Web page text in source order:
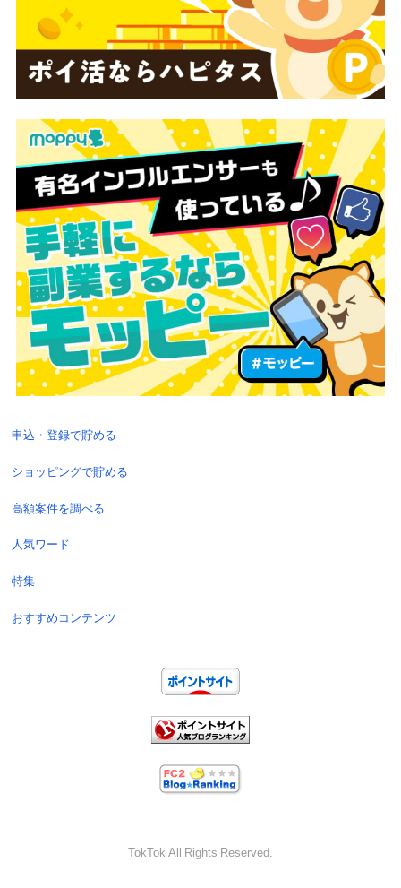
申込・登録で貯める
ショッピングで貯める
高額案件を調べる
人気ワード
特集
おすすめコンテンツ
TokTok All Rights Reserved.